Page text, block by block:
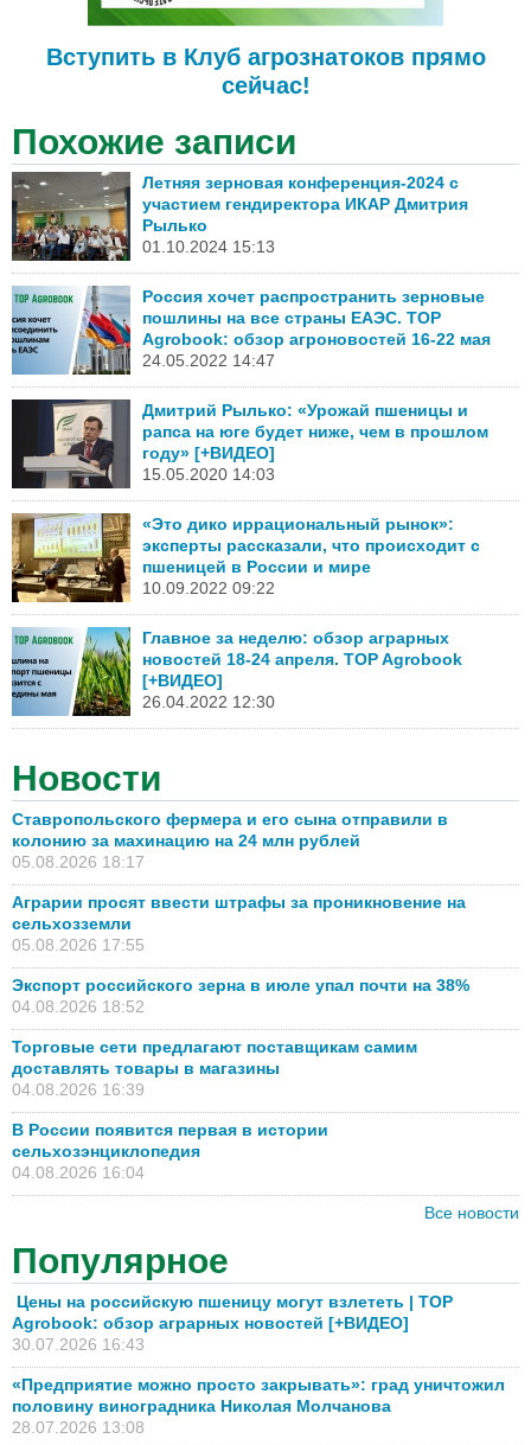
Вступить в Клуб агрознатоков прямо
сейчас!
Похожие записи
Летняя зерновая конференция-2024 с
участием гендиректора ИКАР Дмитрия
Рылько
01.10.2024 15:13
Россия хочет распространить зерновые
пошлины на все страны ЕАЭС. TOP
Agrobook: обзор агроновостей 16-22 мая
24.05.2022 14:47
Дмитрий Рылько: «Урожай пшеницы и
рапса на юге будет ниже, чем в прошлом
году» [+ВИДЕО]
15.05.2020 14:03
«Это дико иррациональный рынок»:
эксперты рассказали, что происходит с
пшеницей в России и мире
10.09.2022 09:22
Главное за неделю: обзор аграрных
новостей 18-24 апреля. TOP Agrobook
[+ВИДЕО]
26.04.2022 12:30
Новости
Ставропольского фермера и его сына отправили в
колонию за махинацию на 24 млн рублей
05.08.2026 18:17
Аграрии просят ввести штрафы за проникновение на
сельхозземли
05.08.2026 17:55
Экспорт российского зерна в июле упал почти на 38%
04.08.2026 18:52
Торговые сети предлагают поставщикам самим
доставлять товары в магазины
04.08.2026 16:39
В России появится первая в истории
сельхозэнциклопедия
04.08.2026 16:04
Все новости
Популярное
Цены на российскую пшеницу могут взлететь | TOP
Agrobook: обзор аграрных новостей [+ВИДЕО]
30.07.2026 16:43
«Предприятие можно просто закрывать»: град уничтожил
половину виноградника Николая Молчанова
28.07.2026 13:08